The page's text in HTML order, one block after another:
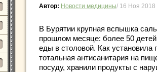
Автор: Новости медицины/ 16 Ноя 2018
В Бурятии крупная вспышка
прошлом месяце: более 50
еды в столовой. Как установила
тотальная антисанитария на
посуду, хранили продукты с